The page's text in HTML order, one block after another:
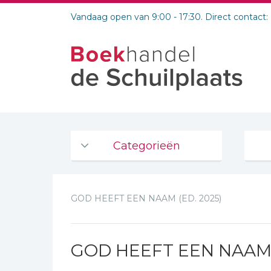
Vandaag open van 9:00 - 17:30. Direct contact:
Categorieën
De Bijbel
Bijbelse Dagboeken 2026
Bijbelstudie groepen
GOD HEEFT EEN NAAM (ED. 2025)
GOD HEEFT EEN